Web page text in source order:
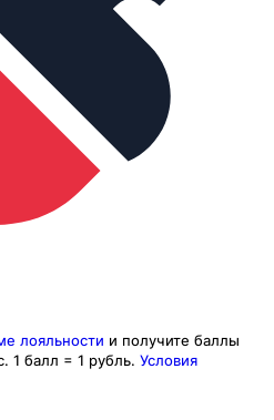
лояльности и получите баллы
1 балл = 1 рубль. Условия